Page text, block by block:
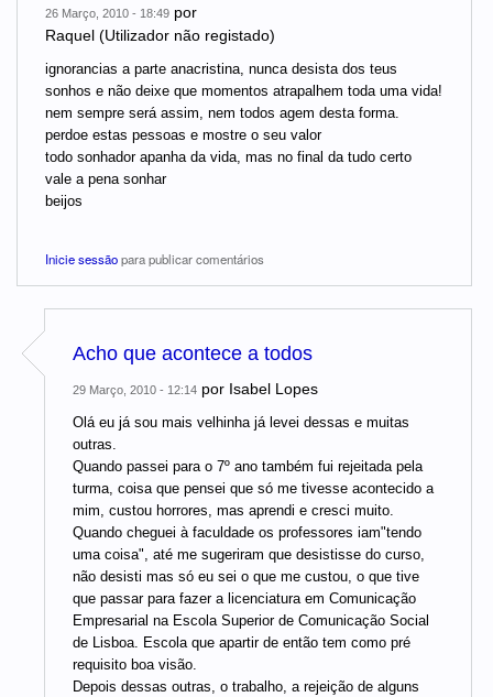
26 Março, 2010 - 18:49 por
Raquel (Utilizador não registado)
ignorancias a parte anacristina, nunca desista dos teus
sonhos e não deixe que momentos atrapalhem toda uma vida!
nem sempre será assim, nem todos agem desta forma.
perdoe estas pessoas e mostre o seu valor
todo sonhador apanha da vida, mas no final da tudo certo
vale a pena sonhar
beijos
Inicie sessãopara publicar comentários
Acho que acontece a todos
29 Março, 2010 - 12:14 por Isabel Lopes
Olá eu já sou mais velhinha já levei dessas e muitas
outras.
Quando passei para o 7º ano também fui rejeitada pela
turma, coisa que pensei que só me tivesse acontecido a
mim, custou horrores, mas aprendi e cresci muito.
Quando cheguei à faculdade os professores iam"tendo
uma coisa", até me sugeriram que desistisse do curso,
não desisti mas só eu sei o que me custou, o que tive
que passar para fazer a licenciatura em Comunicação
Empresarial na Escola Superior de Comunicação Social
de Lisboa. Escola que apartir de então tem como pré
requisito boa visão.
Depois dessas outras, o trabalho, a rejeição de alguns